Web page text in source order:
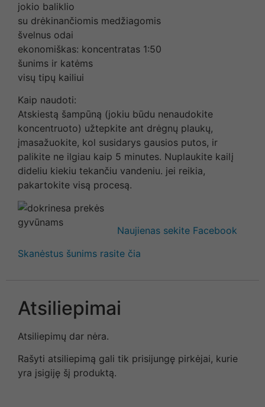
jokio baliklio
su drėkinančiomis medžiagomis
švelnus odai
ekonomiškas: koncentratas 1:50
šunims ir katėms
visų tipų kailiui
Kaip naudoti:
Atskiestą šampūną (jokiu būdu nenaudokite
koncentruoto) užtepkite ant drėgnų plaukų,
įmasažuokite, kol susidarys gausios putos, ir
palikite ne ilgiau kaip 5 minutes. Nuplaukite kailį
dideliu kiekiu tekančiu vandeniu. jei reikia,
pakartokite visą procesą.
Naujienas sekite Facebook
Skanėstus šunims rasite čia
Atsiliepimai
Atsiliepimų dar nėra.
Rašyti atsiliepimą gali tik prisijungę pirkėjai, kurie
yra įsigiję šį produktą.